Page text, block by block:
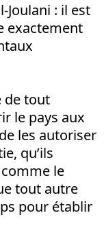
Joulani : il est
exactement
de tout
le pays aux
les autoriser
qu’ils
le
tout autre
pour établir